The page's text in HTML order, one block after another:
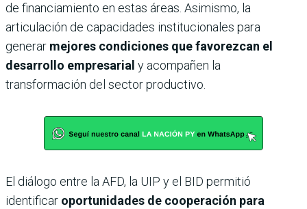
de financiamiento en estas áreas. Asimismo, la
articulación de capacidades institucionales para
generar mejores condiciones que favorezcan el
desarrollo empresarial y acompañen la
transformación del sector productivo.
El diálogo entre la AFD, la UIP y el BID permitió
identificar oportunidades de cooperación para